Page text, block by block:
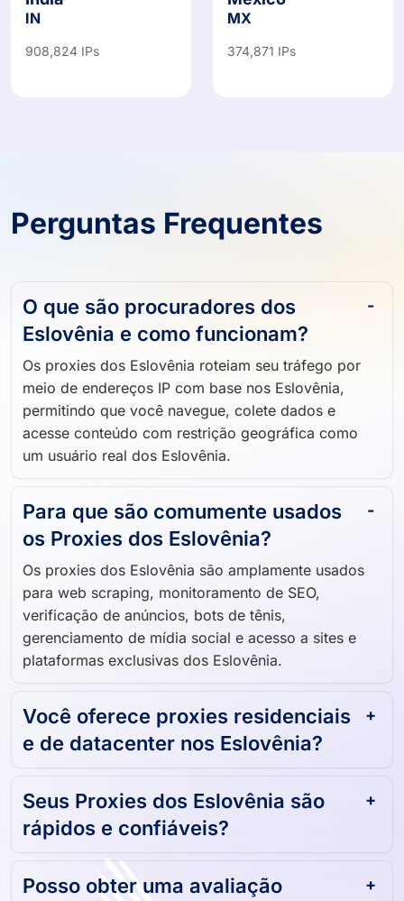
Índia
IN
908,824 IPs
México
MX
374,871 IPs
Perguntas Frequentes
O que são procuradores dos
Eslovênia e como funcionam?
Os proxies dos Eslovênia roteiam seu tráfego por
meio de endereços IP com base nos Eslovênia,
permitindo que você navegue, colete dados e
acesse conteúdo com restrição geográfica como
um usuário real dos Eslovênia.
Para que são comumente usados ​​
os Proxies dos Eslovênia?
Os proxies dos Eslovênia são amplamente usados ​​
para web scraping, monitoramento de SEO,
verificação de anúncios, bots de tênis,
gerenciamento de mídia social e acesso a sites e
plataformas exclusivas dos Eslovênia.
Você oferece proxies residenciais
e de datacenter nos Eslovênia?
Seus Proxies dos Eslovênia são
rápidos e confiáveis?
Posso obter uma avaliação